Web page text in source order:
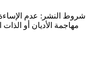
شروط النشر: عدم
مهاجمة الأديان أو الذات